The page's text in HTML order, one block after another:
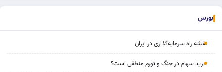
بورس
نقشه راه سرمایه‌گذاری در ایران
خرید سهام در جنگ و تورم منطقی است؟